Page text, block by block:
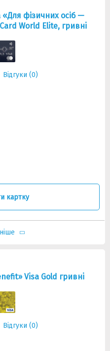
фізичних осіб —
World Elite, гривнi
Відгуки (0)
картку
Visa Gold гривнi
Відгуки (0)